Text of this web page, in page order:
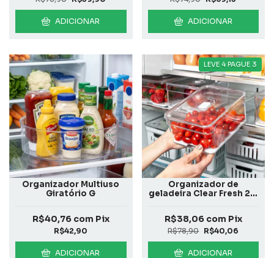
ADICIONAR ADICIONAR
Organizador Multiuso
Giratório G
R$42,90
R$40,76 com Pix
ADICIONAR
LEVE 4 PAGUE 3
Organizador de
geladeira Clear Fresh 2,2
R$78,90 R$40,06
R$38,06 com Pix
ADICIONAR